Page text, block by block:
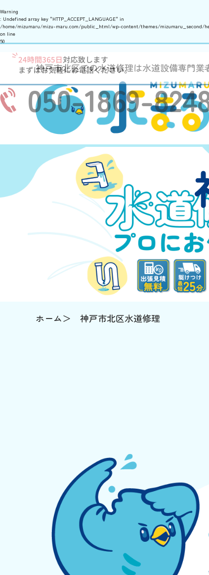
Warning
: Undefined array key "HTTP_ACCEPT_LANGUAGE" in
/home/mizumaru/mizu-maru.com/public_html/wp-content/themes/mizumaru_second/
on line
50
神戸市北区での水道修理は水道設備専門業
ホーム 神戸市北区水道修理
050-1869-